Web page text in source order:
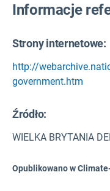
Informacje
Strony internetowe:
http://
government.htm
Źródło:
WIELKA BRYTANIA
Opublikowano w